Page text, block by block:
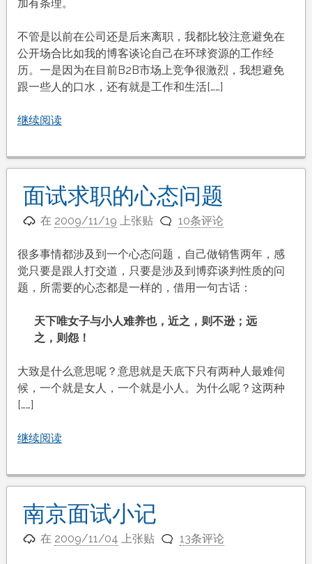
加有条理。
不管是以前在公司还是后来离职，我都比较注意避免在
公开场合比如我的博客谈论自己在环球资源的工作经
历。一是因为在目前B2B市场上竞争很激烈，我想避免
跟一些人的口水，还有就是工作和生活[……]
继续阅读
面试求职的心态问题
在 2009/11/19 上张贴 10条评论
很多事情都涉及到一个心态问题，自己做销售两年，感
觉只要是跟人打交道，只要是涉及到博弈谈判性质的问
题，所需要的心态都是一样的，借用一句古话：
天下唯女子与小人难养也，近之，则不逊；远
之，则怨！
大致是什么意思呢？意思就是天底下只有两种人最难伺
候，一个就是女人，一个就是小人。为什么呢？这两种
[……]
继续阅读
南京面试小记
在 2009/11/04 上张贴 13条评论